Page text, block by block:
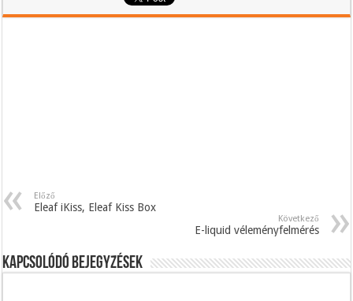
Előző
Eleaf iKiss, Eleaf Kiss Box
Következő
E-liquid véleményfelmérés
Kapcsolódó bejegyzések